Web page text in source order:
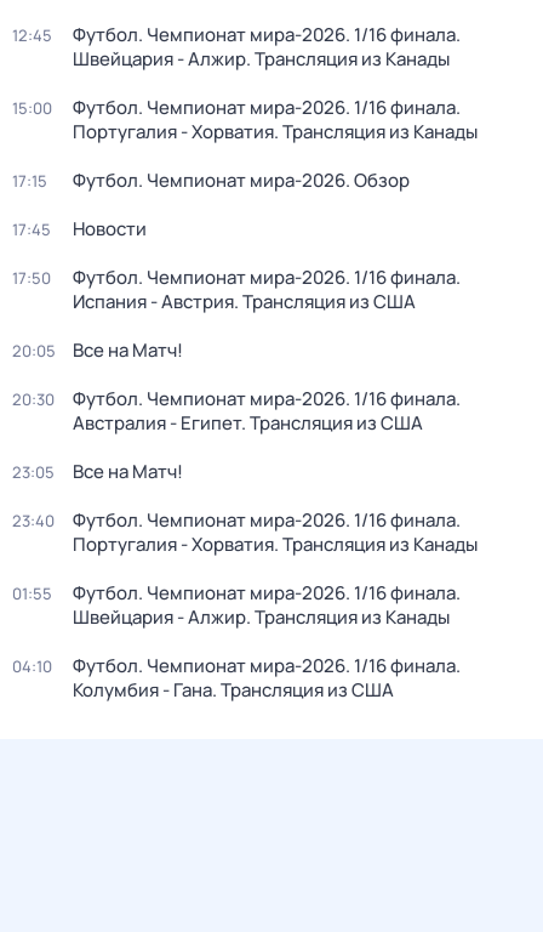
12:45
Футбол. Чемпионат мира-2026. 1/16 финала.
Швейцария - Алжир. Трансляция из Канады
15:00
Футбол. Чемпионат мира-2026. 1/16 финала.
Португалия - Хорватия. Трансляция из Канады
17:15 Футбол. Чемпионат мира-2026. Обзор
17:45 Новости
17:50
Футбол. Чемпионат мира-2026. 1/16 финала.
Испания - Австрия. Трансляция из США
20:05 Все на Матч!
20:30
Футбол. Чемпионат мира-2026. 1/16 финала.
Австралия - Египет. Трансляция из США
23:05 Все на Матч!
23:40
Футбол. Чемпионат мира-2026. 1/16 финала.
Португалия - Хорватия. Трансляция из Канады
01:55
Футбол. Чемпионат мира-2026. 1/16 финала.
Швейцария - Алжир. Трансляция из Канады
04:10
Футбол. Чемпионат мира-2026. 1/16 финала.
Колумбия - Гана. Трансляция из США